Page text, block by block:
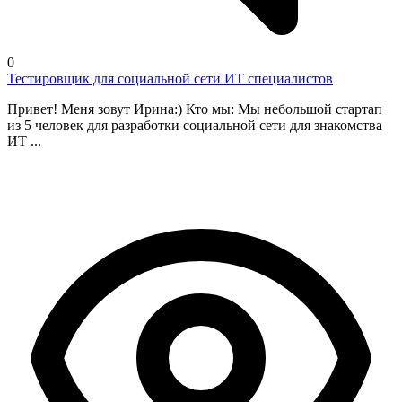
0
Тестировщик для социальной сети ИТ специалистов
Привет! Меня зовут Ирина:) Кто мы: Мы небольшой стартап
из 5 человек для разработки социальной сети для знакомства
ИТ ...